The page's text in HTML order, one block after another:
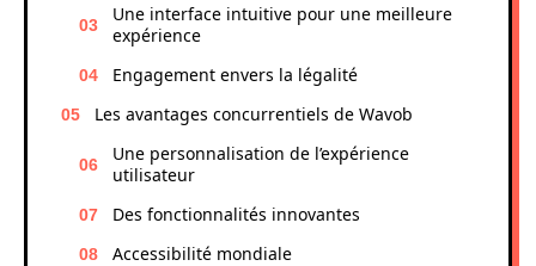
Une interface intuitive pour une meilleure
expérience
Engagement envers la légalité
Les avantages concurrentiels de Wavob
Une personnalisation de l’expérience
utilisateur
Des fonctionnalités innovantes
Accessibilité mondiale